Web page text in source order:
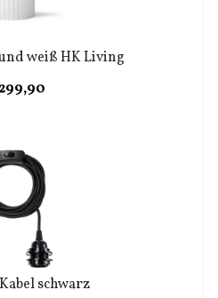
weiß HK Living
schwarz